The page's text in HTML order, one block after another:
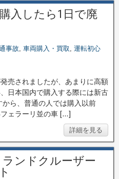
入したら1日で廃
事故, 車両購入・買取, 運転初心
売されましたが、あまりに高額
日本国内で購入する際には新古
ら、普通の人では購入以前
ェラーリ並の車 […]
詳細を見る
ンドクルーザー